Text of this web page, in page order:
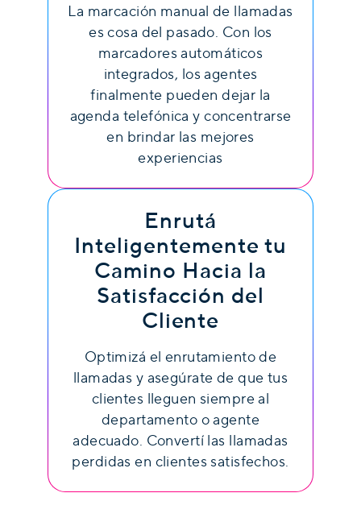
La marcación manual de llamadas
es cosa del pasado. Con los
marcadores automáticos
integrados, los agentes
finalmente pueden dejar la
agenda telefónica y concentrarse
en brindar las mejores
experiencias
Enrutá
Inteligentemente tu
Camino Hacia la
Satisfacción del
Cliente
Optimizá el enrutamiento de
llamadas y asegúrate de que tus
clientes lleguen siempre al
departamento o agente
adecuado. Convertí las llamadas
perdidas en clientes satisfechos.